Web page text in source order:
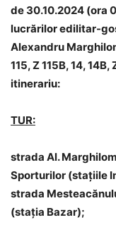
de 30.10.2024 (ora
lucrărilor edilitar-
Alexandru
115, Z 115B, 14,
itinerariu:
TUR:
strada Al.
Sporturilor (stațiile
strada
(stația Bazar);